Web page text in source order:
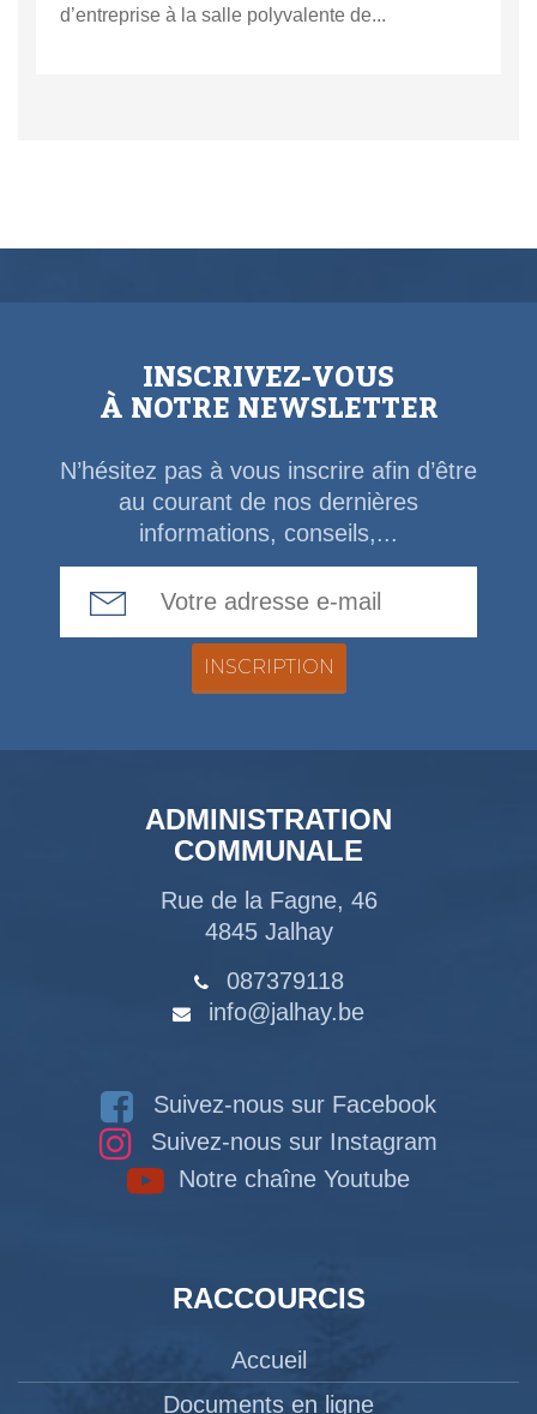
d’entreprise à la salle polyvalente de...
INSCRIVEZ-VOUS
À NOTRE NEWSLETTER
N’hésitez pas à vous inscrire afin d’être
au courant de nos dernières
informations, conseils,...
ADMINISTRATION
COMMUNALE
Rue de la Fagne, 46
4845 Jalhay
087379118
info@jalhay.be
Suivez-nous sur Facebook
Suivez-nous sur Instagram
Notre chaîne Youtube
RACCOURCIS
Accueil
Documents en ligne